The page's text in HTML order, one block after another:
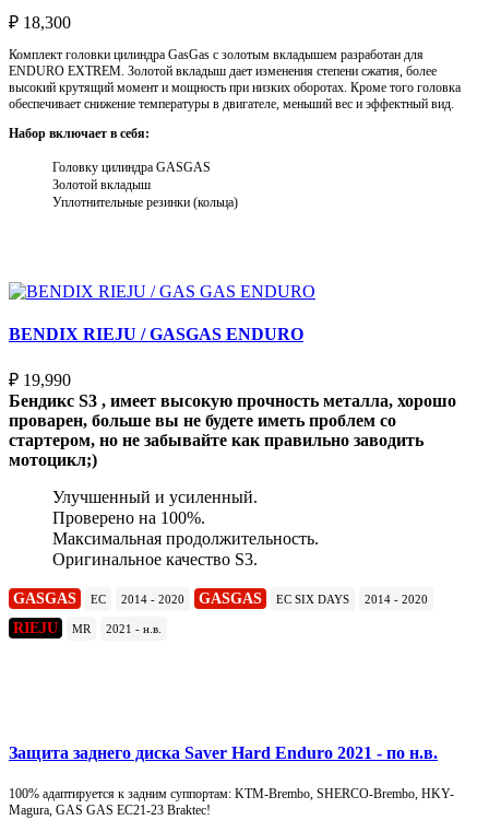
₽ 18,300
Комплект головки цилиндра GasGas с золотым вкладышем разработан для
ENDURO EXTREM. Золотой вкладыш дает изменения степени сжатия, более
высокий крутящий момент и мощность при низких оборотах. Кроме того головка
обеспечивает снижение температуры в двигателе, меньший вес и эффектный вид.
Набор включает в себя:
Головку цилиндра GASGAS
Золотой вкладыш
Уплотнительные резинки (кольца)
BENDIX RIEJU / GASGAS ENDURO
₽ 19,990
Бендикс S3 , имеет высокую прочность металла, хорошо
проварен, больше вы не будете иметь проблем со
стартером, но не забывайте как правильно заводить
мотоцикл;)
Улучшенный и усиленный.
Проверено на 100%.
Максимальная продолжительность.
Оригинальное качество S3.
GASGAS EC 2014 - 2020 GASGAS EC SIX DAYS 2014 - 2020
RIEJU MR 2021 - н.в.
Защита заднего диска Saver Hard Enduro 2021 - по н.в.
100% адаптируется к задним суппортам: KTM-Brembo, SHERCO-Brembo, HKY-
Magura, GAS GAS EC21-23 Braktec!